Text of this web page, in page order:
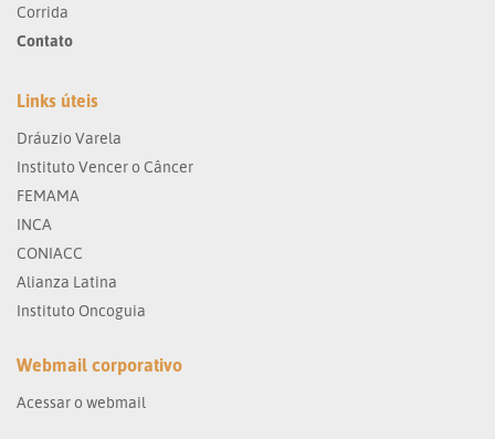
Corrida
Contato
Links úteis
Dráuzio Varela
Instituto Vencer o Câncer
FEMAMA
INCA
CONIACC
Alianza Latina
Instituto Oncoguia
Webmail corporativo
Acessar o webmail